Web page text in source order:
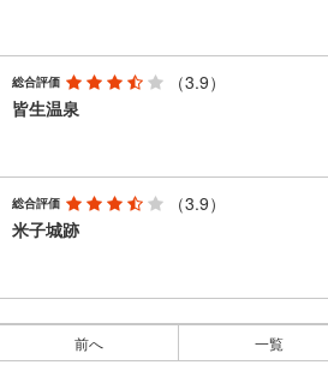
総合評価
（3.9）
皆生温泉
総合評価
（3.9）
米子城跡
前へ 一覧